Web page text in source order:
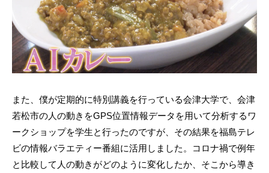
また、僕が定期的に特別講義を行っている会津大学で、会津
若松市の人の動きをGPS位置情報データを用いて分析するワ
ークショップを学生と行ったのですが、その結果を福島テレ
ビの情報バラエティー番組に活用しました。コロナ禍で例年
と比較して人の動きがどのように変化したか、そこから導き